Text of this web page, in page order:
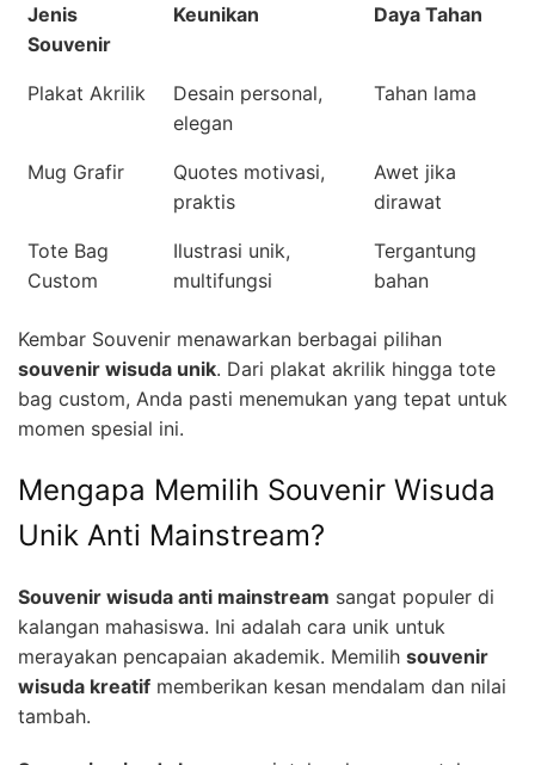
Jenis
Souvenir
Keunikan Daya Tahan
Plakat Akrilik
Desain personal,
elegan
Tahan lama
Mug Grafir
Quotes motivasi,
praktis
Awet jika
dirawat
Tote Bag
Custom
Ilustrasi unik,
multifungsi
Tergantung
bahan
Kembar Souvenir menawarkan berbagai pilihan
souvenir wisuda unik. Dari plakat akrilik hingga tote
bag custom, Anda pasti menemukan yang tepat untuk
momen spesial ini.
Mengapa Memilih Souvenir Wisuda
Unik Anti Mainstream?
Souvenir wisuda anti mainstream sangat populer di
kalangan mahasiswa. Ini adalah cara unik untuk
merayakan pencapaian akademik. Memilih souvenir
wisuda kreatif memberikan kesan mendalam dan nilai
tambah.